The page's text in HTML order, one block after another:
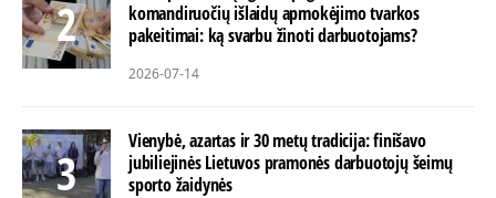
komandiruočių išlaidų apmokėjimo tvarkos
pakeitimai: ką svarbu žinoti darbuotojams?
2026-07-14
Vienybė, azartas ir 30 metų tradicija: finišavo
jubiliejinės Lietuvos pramonės darbuotojų šeimų
sporto žaidynės